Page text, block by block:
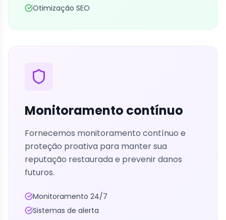
Otimização SEO
Monitoramento contínuo
Fornecemos monitoramento contínuo e
proteção proativa para manter sua
reputação restaurada e prevenir danos
futuros.
Monitoramento 24/7
Sistemas de alerta